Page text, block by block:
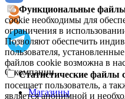
Функциональные файлы
cookie необходимы для
ограничения в
Позволяют обеспечить
пользователя,
файлов cookie возможна в
Статистические файлы
посещает пользователь, а
является анонимной и
О компании
Магазины